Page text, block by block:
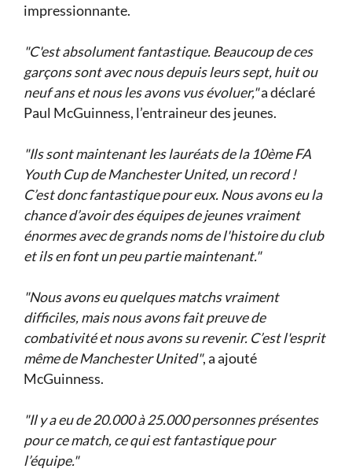
impressionnante.
"C'est absolument fantastique. Beaucoup de ces
garçons sont avec nous depuis leurs sept, huit ou
neuf ans et nous les avons vus évoluer,"a déclaré
Paul McGuinness, l’entraineur des jeunes.
"Ils sont maintenant les lauréats de la 10ème FA
Youth Cup de Manchester United, un record !
C’est donc fantastique pour eux. Nous avons eu la
chance d’avoir des équipes de jeunes vraiment
énormes avec de grands noms de l'histoire du club
et ils en font un peu partie maintenant."
"Nous avons eu quelques matchs vraiment
difficiles, mais nous avons fait preuve de
combativité et nous avons su revenir. C’est l'esprit
même de Manchester United", a ajouté
McGuinness.
"Il y a eu de 20.000 à 25.000 personnes présentes
pour ce match, ce qui est fantastique pour
l’équipe."